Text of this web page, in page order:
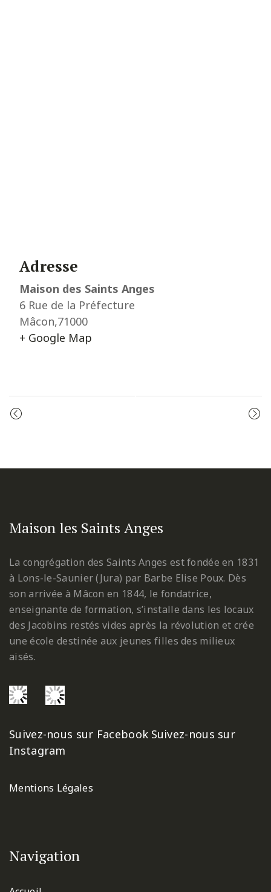
Adresse
Maison des Saints Anges
6 Rue de la Préfecture
Mâcon,71000
+ Google Map
Event
Maison les Saints Anges
La congrégation des Saints Anges est fondée en 1831
à Lons-le-Saunier (Jura) par Barbe Elise Poux. Dès
son arrivée à Mâcon en 1844, le fondatrice,
enseignante de formation, s’installe dans les locaux
des Jacobins restés vides après la révolution et crée
une école destinée aux jeunes filles des milieux
aisés.
Suivez-nous sur Facebook Suivez-nous sur
Instagram
Mentions Légales
Navigation